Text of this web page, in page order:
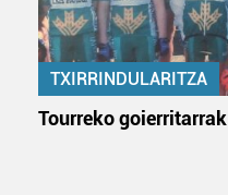
TXIRRINDULARITZA
Tourreko goierritarrak